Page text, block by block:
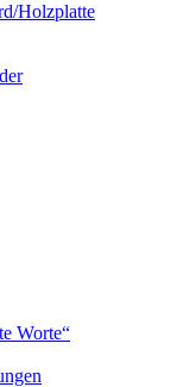
Holzplatte
Worte“